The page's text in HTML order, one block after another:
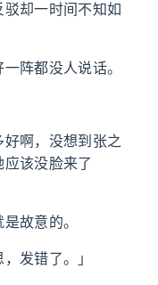
却一时间不知如
阵都没人说话。
好啊，没想到张之
该没脸来了
故意的。
发错了。」